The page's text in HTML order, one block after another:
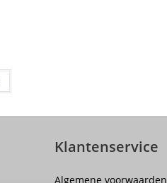
Klantenservice
Algemene voorwaarden